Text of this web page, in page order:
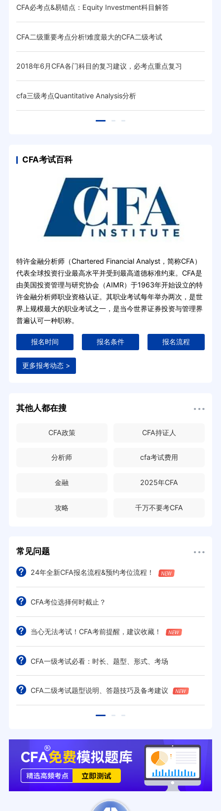
CFA必考点&易错点：Equity Investment科目解答
CFA二级重要考点分析!难度最大的CFA二级考试
2018年6月CFA各门科目的复习建议，必考点重点复习
cfa三级考点Quantitative Analysis分析
CFA考试百科
特许金融分析师（Chartered Financial Analyst，简称CFA）
代表全球投资行业最高水平并受到最高道德标准约束。CFA是
由美国投资管理与研究协会（AIMR）于1963年开始设立的特
许金融分析师职业资格认证。其职业考试每年举办两次，是世
界上规模最大的职业考试之一，是当今世界证券投资与管理界
普遍认可一种职称。
报名时间 报名条件 报名流程
更多报考动态 >
其他人都在搜
CFA政策 CFA持证人
分析师 cfa考试费用
金融 2025年CFA
攻略 千万不要考CFA
常见问题
24年全新CFA报名流程&预约考位流程！
CFA考位选择何时截止？
当心无法考试！CFA考前提醒，建议收藏！
CFA一级考试必看：时长、题型、形式、考场
CFA二级考试题型说明、答题技巧及备考建议